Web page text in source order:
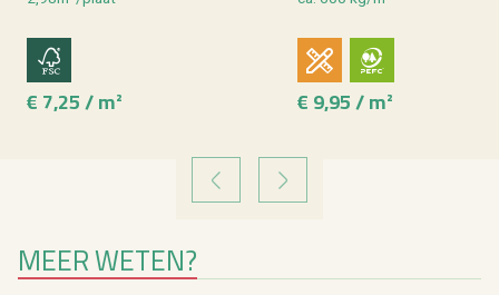
€ 7,25 / m² € 9,95 / m²
VORIGE VOLGENDE
MEER WETEN?